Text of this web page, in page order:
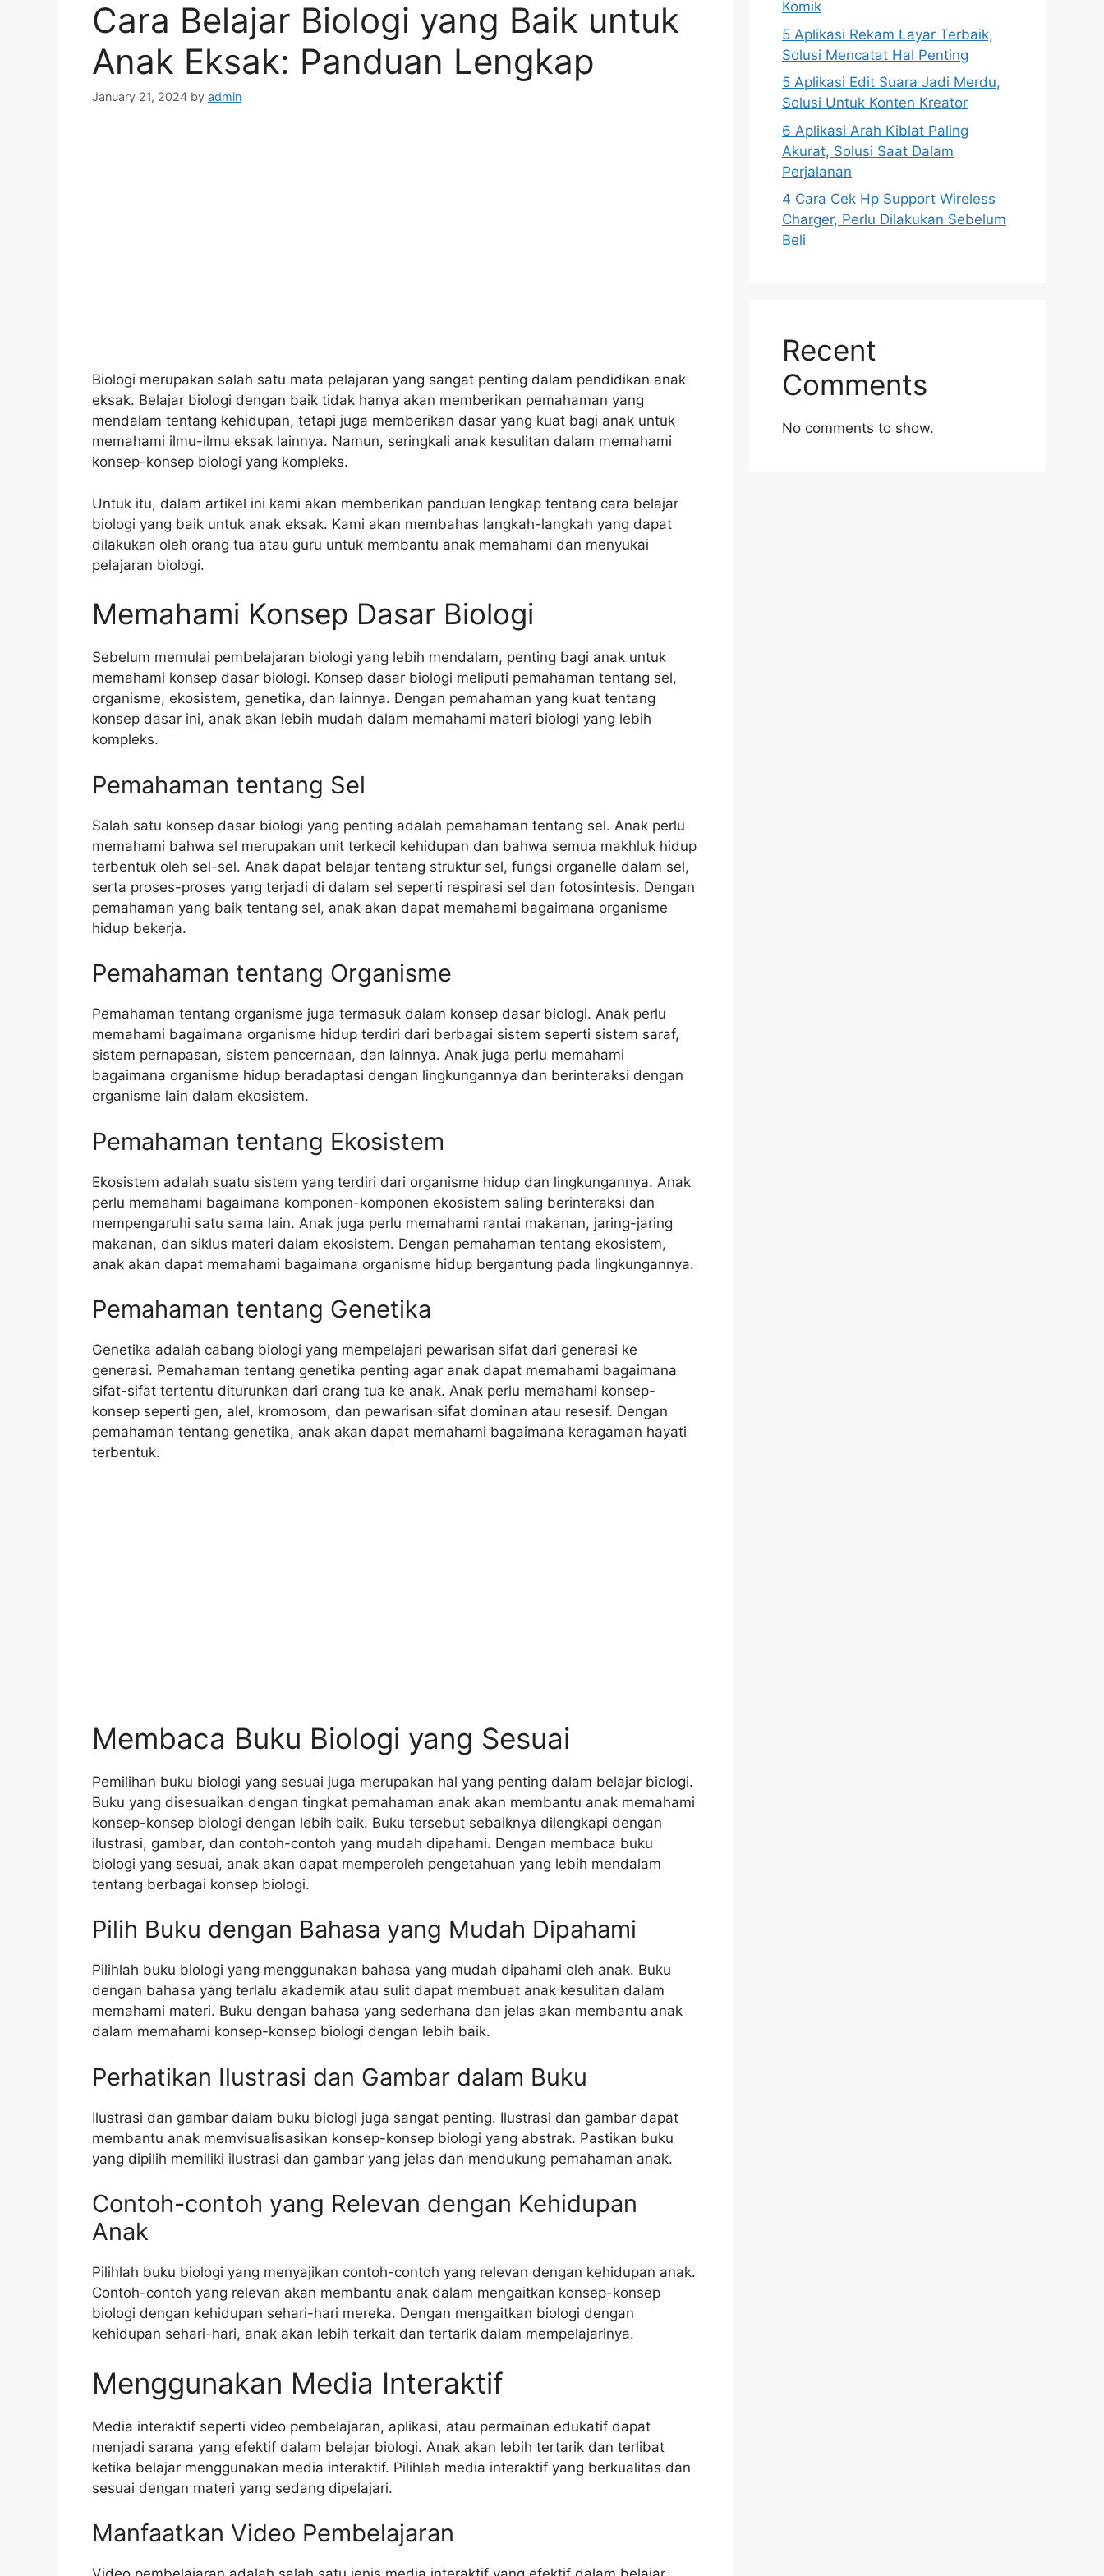
Cara Belajar Biologi yang Baik untuk
Anak Eksak: Panduan Lengkap
January 21, 2024 by admin
Biologi merupakan salah satu mata pelajaran yang sangat penting dalam pendidikan anak
eksak. Belajar biologi dengan baik tidak hanya akan memberikan pemahaman yang
mendalam tentang kehidupan, tetapi juga memberikan dasar yang kuat bagi anak untuk
memahami ilmu-ilmu eksak lainnya. Namun, seringkali anak kesulitan dalam memahami
konsep-konsep biologi yang kompleks.
Untuk itu, dalam artikel ini kami akan memberikan panduan lengkap tentang cara belajar
biologi yang baik untuk anak eksak. Kami akan membahas langkah-langkah yang dapat
dilakukan oleh orang tua atau guru untuk membantu anak memahami dan menyukai
pelajaran biologi.
Memahami Konsep Dasar Biologi
Sebelum memulai pembelajaran biologi yang lebih mendalam, penting bagi anak untuk
memahami konsep dasar biologi. Konsep dasar biologi meliputi pemahaman tentang sel,
organisme, ekosistem, genetika, dan lainnya. Dengan pemahaman yang kuat tentang
konsep dasar ini, anak akan lebih mudah dalam memahami materi biologi yang lebih
kompleks.
Pemahaman tentang Sel
Salah satu konsep dasar biologi yang penting adalah pemahaman tentang sel. Anak perlu
memahami bahwa sel merupakan unit terkecil kehidupan dan bahwa semua makhluk hidup
terbentuk oleh sel-sel. Anak dapat belajar tentang struktur sel, fungsi organelle dalam sel,
serta proses-proses yang terjadi di dalam sel seperti respirasi sel dan fotosintesis. Dengan
pemahaman yang baik tentang sel, anak akan dapat memahami bagaimana organisme
hidup bekerja.
Pemahaman tentang Organisme
Pemahaman tentang organisme juga termasuk dalam konsep dasar biologi. Anak perlu
memahami bagaimana organisme hidup terdiri dari berbagai sistem seperti sistem saraf,
sistem pernapasan, sistem pencernaan, dan lainnya. Anak juga perlu memahami
bagaimana organisme hidup beradaptasi dengan lingkungannya dan berinteraksi dengan
organisme lain dalam ekosistem.
Pemahaman tentang Ekosistem
Ekosistem adalah suatu sistem yang terdiri dari organisme hidup dan lingkungannya. Anak
perlu memahami bagaimana komponen-komponen ekosistem saling berinteraksi dan
mempengaruhi satu sama lain. Anak juga perlu memahami rantai makanan, jaring-jaring
makanan, dan siklus materi dalam ekosistem. Dengan pemahaman tentang ekosistem,
anak akan dapat memahami bagaimana organisme hidup bergantung pada lingkungannya.
Pemahaman tentang Genetika
Genetika adalah cabang biologi yang mempelajari pewarisan sifat dari generasi ke
generasi. Pemahaman tentang genetika penting agar anak dapat memahami bagaimana
sifat-sifat tertentu diturunkan dari orang tua ke anak. Anak perlu memahami konsep-
konsep seperti gen, alel, kromosom, dan pewarisan sifat dominan atau resesif. Dengan
pemahaman tentang genetika, anak akan dapat memahami bagaimana keragaman hayati
terbentuk.
Membaca Buku Biologi yang Sesuai
Pemilihan buku biologi yang sesuai juga merupakan hal yang penting dalam belajar biologi.
Buku yang disesuaikan dengan tingkat pemahaman anak akan membantu anak memahami
konsep-konsep biologi dengan lebih baik. Buku tersebut sebaiknya dilengkapi dengan
ilustrasi, gambar, dan contoh-contoh yang mudah dipahami. Dengan membaca buku
biologi yang sesuai, anak akan dapat memperoleh pengetahuan yang lebih mendalam
tentang berbagai konsep biologi.
Pilih Buku dengan Bahasa yang Mudah Dipahami
Pilihlah buku biologi yang menggunakan bahasa yang mudah dipahami oleh anak. Buku
dengan bahasa yang terlalu akademik atau sulit dapat membuat anak kesulitan dalam
memahami materi. Buku dengan bahasa yang sederhana dan jelas akan membantu anak
dalam memahami konsep-konsep biologi dengan lebih baik.
Perhatikan Ilustrasi dan Gambar dalam Buku
Ilustrasi dan gambar dalam buku biologi juga sangat penting. Ilustrasi dan gambar dapat
membantu anak memvisualisasikan konsep-konsep biologi yang abstrak. Pastikan buku
yang dipilih memiliki ilustrasi dan gambar yang jelas dan mendukung pemahaman anak.
Contoh-contoh yang Relevan dengan Kehidupan
Anak
Pilihlah buku biologi yang menyajikan contoh-contoh yang relevan dengan kehidupan anak.
Contoh-contoh yang relevan akan membantu anak dalam mengaitkan konsep-konsep
biologi dengan kehidupan sehari-hari mereka. Dengan mengaitkan biologi dengan
kehidupan sehari-hari, anak akan lebih terkait dan tertarik dalam mempelajarinya.
Menggunakan Media Interaktif
Media interaktif seperti video pembelajaran, aplikasi, atau permainan edukatif dapat
menjadi sarana yang efektif dalam belajar biologi. Anak akan lebih tertarik dan terlibat
ketika belajar menggunakan media interaktif. Pilihlah media interaktif yang berkualitas dan
sesuai dengan materi yang sedang dipelajari.
Manfaatkan Video Pembelajaran
Komik
5 Aplikasi Rekam Layar Terbaik,
Solusi Mencatat Hal Penting
5 Aplikasi Edit Suara Jadi Merdu,
Solusi Untuk Konten Kreator
6 Aplikasi Arah Kiblat Paling
Akurat, Solusi Saat Dalam
Perjalanan
4 Cara Cek Hp Support Wireless
Charger, Perlu Dilakukan Sebelum
Beli
Recent
Comments
No comments to show.